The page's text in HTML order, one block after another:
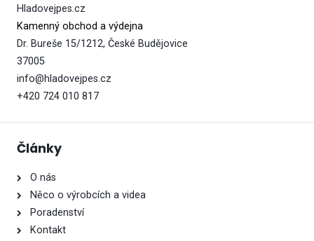
Hladovejpes.cz
Kamenný obchod a výdejna
Dr. Bureše 15/1212, České Budějovice
37005
info@hladovejpes.cz
+420 724 010 817
Články
O nás
Něco o výrobcích a videa
Poradenství
Kontakt